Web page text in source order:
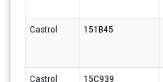
Castrol 151B45
Castrol 15C939